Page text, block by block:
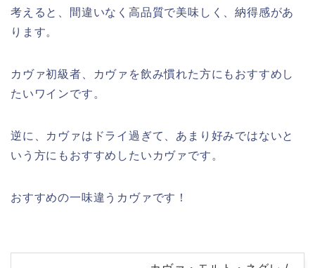
考えると、間違いなく高品質で美味しく、納得感があ
ります。
カヴァ初級者、カヴァを飲み慣れた方にもおすすめし
たいワインです。
逆に、カヴァはドライ過ぎて、あまり好みではないと
いう方にもおすすめしたいカヴァです。
おすすめの一味違うカヴァです！